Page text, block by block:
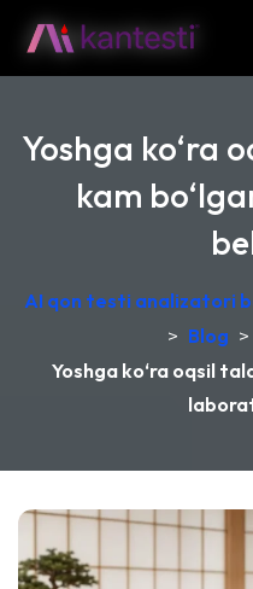
Yoshga ko‘ra
kam
AI qon testi analizatori
> Blog >
Yoshga ko‘ra oqsil